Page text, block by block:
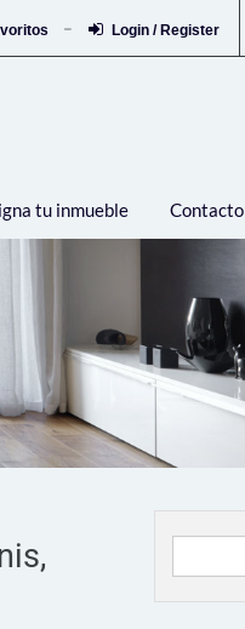
Login / Register
tu inmueble Contacto